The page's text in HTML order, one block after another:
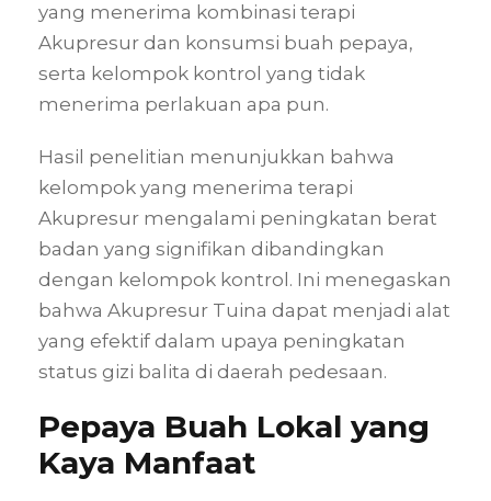
yang menerima kombinasi terapi
Akupresur dan konsumsi buah pepaya,
serta kelompok kontrol yang tidak
menerima perlakuan apa pun.
Hasil penelitian menunjukkan bahwa
kelompok yang menerima terapi
Akupresur mengalami peningkatan berat
badan yang signifikan dibandingkan
dengan kelompok kontrol. Ini menegaskan
bahwa Akupresur Tuina dapat menjadi alat
yang efektif dalam upaya peningkatan
status gizi balita di daerah pedesaan​.
Pepaya Buah Lokal yang
Kaya Manfaat